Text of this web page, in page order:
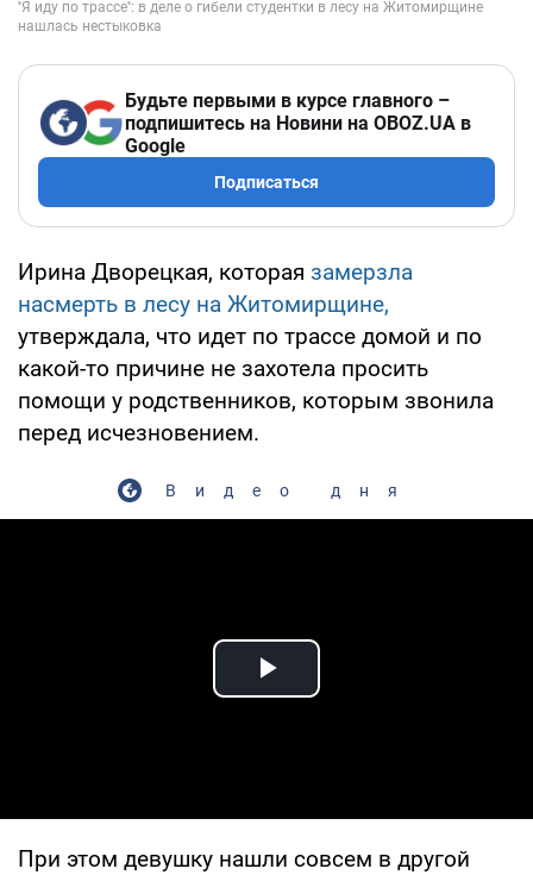
Будьте первыми в курсе главного –
подпишитесь на Новини на OBOZ.UA в
Google
Подписаться
Ирина Дворецкая, которая замерзла
насмерть в лесу на Житомирщине,
утверждала, что идет по трассе домой и по
какой-то причине не захотела просить
помощи у родственников, которым звонила
перед исчезновением.
Видео дня
Play Video
При этом девушку нашли совсем в другой